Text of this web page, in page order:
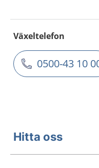
Växeltelefon
0500-43 10
Hitta oss